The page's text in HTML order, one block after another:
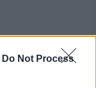
Do Not Process